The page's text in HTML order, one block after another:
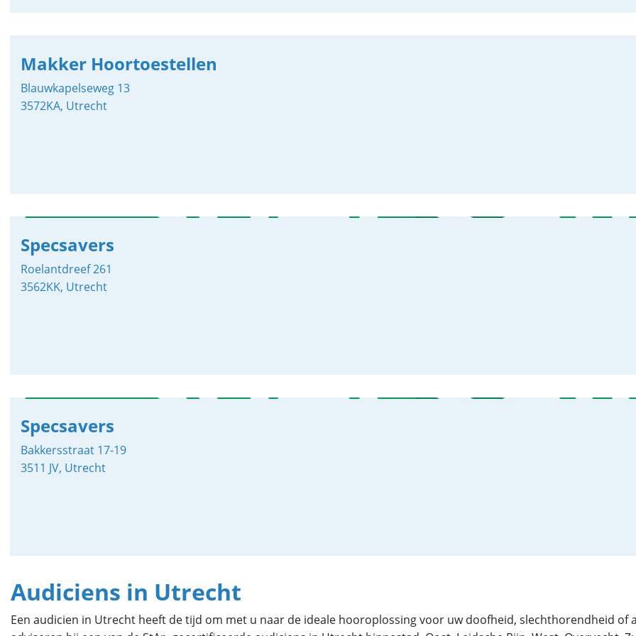
Makker Hoortoestellen
Blauwkapelseweg 13
3572KA, Utrecht
Specsavers
Roelantdreef 261
3562KK, Utrecht
Specsavers
Bakkersstraat 17-19
3511 JV, Utrecht
Audiciens in Utrecht
Een audicien in Utrecht heeft de tijd om met u naar de ideale hooroplossing voor uw doofheid, slechthorendheid